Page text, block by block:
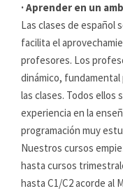
· Aprender en un
Las clases de español
facilita el
profesores. Los
dinámico, fundamental
las clases. Todos ellos
experiencia en la
programación muy
Nuestros cursos
hasta cursos
hasta C1/C2 acorde al